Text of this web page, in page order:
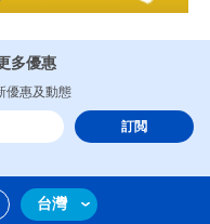
多優惠
優惠及動態
訂閲
台灣